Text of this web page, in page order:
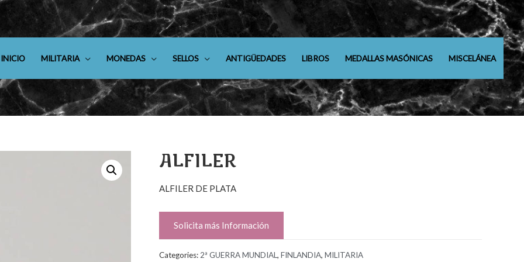
INICIO MILITARIA MONEDAS SELLOS ANTIGÜEDADES LIBROS MEDALLAS MASÓNICAS MISCELÁNEA
ALFILER
ALFILER DE PLATA
Solicita más Información
Categories: 2ª GUERRA MUNDIAL, FINLANDIA, MILITARIA